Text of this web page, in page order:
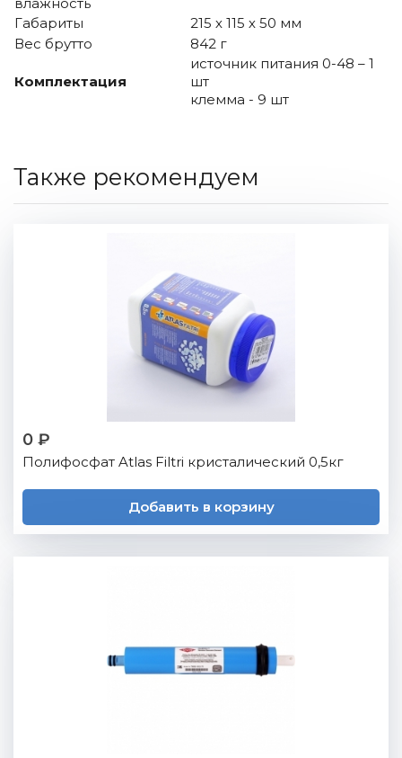
Габариты
215 х 115 х 50 мм
Вес брутто
842 г
Комплектация
источник питания 0-48 – 1
шт
клемма - 9 шт
Также рекомендуем
0 ₽
Полифосфат Atlas Filtri кристалический 0,5кг
Добавить в корзину